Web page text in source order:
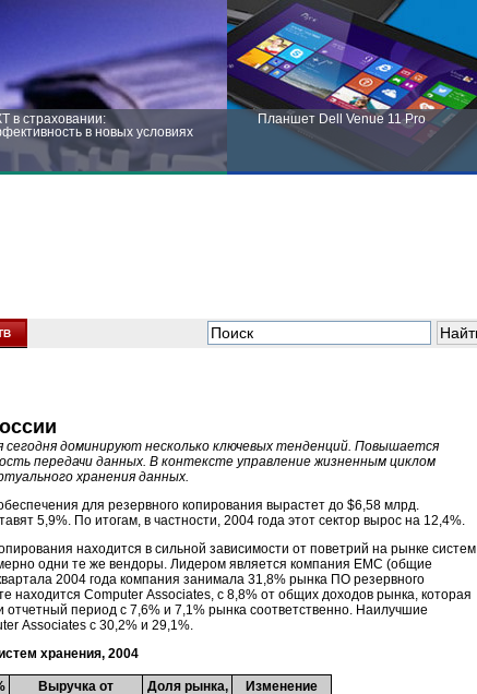
в страховании:
в новых условиях
Планшет Dell Venue 11 Pro
условиях
доминируют несколько ключевых тенденций. Повышается
передачи данных. В контексте управление жизненным циклом
хранения данных.
для резервного копирования вырастет до $6,58 млрд.
5,9%. По итогам, в частности, 2004 года этот сектор вырос на 12,4%.
находится в сильной зависимости от поветрий на рынке систем
одни те же вендоры. Лидером является компания EMC (общие
2004 года компания занимала 31,8% рынка ПО резервного
Computer Associates, с 8,8% от общих доходов рынка, которая
период с 7,6% и 7,1% рынка соответственно. Наилучшие
Associates с 30,2% и 29,1%.
хранения, 2004
Выручка от
Доля рынка,
Изменение